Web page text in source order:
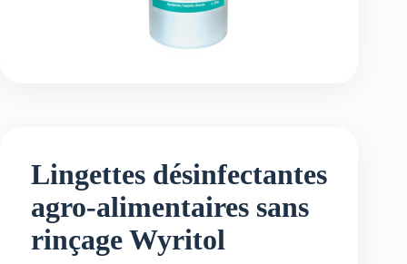
Lingettes désinfectantes
agro-alimentaires sans
rinçage Wyritol